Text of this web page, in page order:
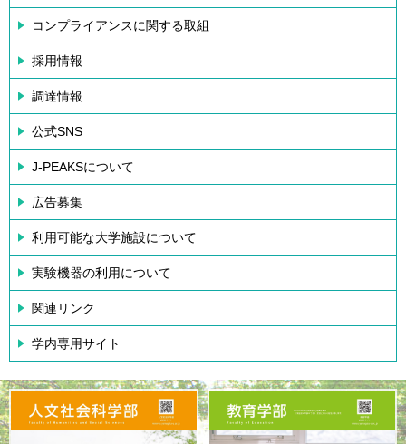
コンプライアンスに関する取組
採用情報
調達情報
公式SNS
J-PEAKSについて
広告募集
利用可能な大学施設について
実験機器の利用について
関連リンク
学内専用サイト